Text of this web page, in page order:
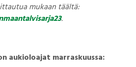
mukaan täältä:
.
aukioloajat marraskuussa: